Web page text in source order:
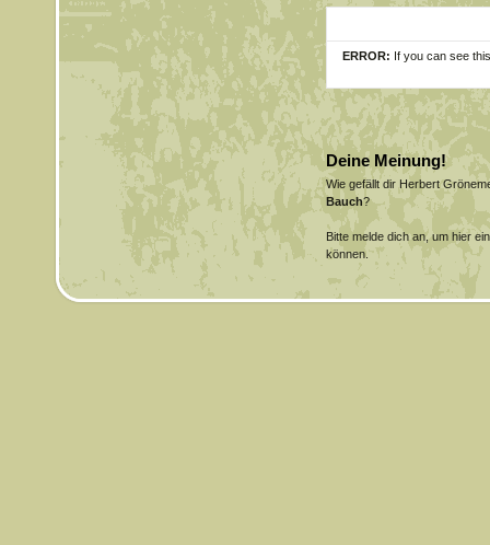
ERROR: If you can see
Deine Meinung!
Wie gefällt dir Herbert
Bauch?
Bitte melde dich an, um hier
können.